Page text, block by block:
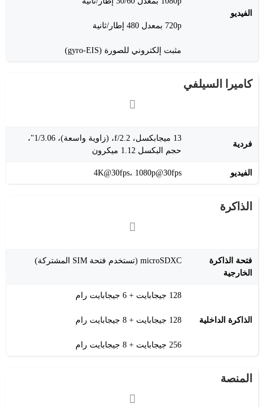
الفيديو
720p بمعدل 480 إطار/ثانية
مثبت إلكتروني للصورة (gyro-EIS)
كاميرا السيلفي
فردية
13 ميجابكسل، f/2.2، (زاوية واسعة)، 1/3.06"،
حجم البكسل 1.12 ميكرون
الفيديو 4K@30fps، 1080p@30fps
الذاكرة
فتحة الذاكرة
الخارجية
microSDXC (تستخدم فتحة SIM المشتركة)
الذاكرة الداخلية
128 جيجابايت + 6 جيجابايت رام
128 جيجابايت + 8 جيجابايت رام
256 جيجابايت + 8 جيجابايت رام
المنصة